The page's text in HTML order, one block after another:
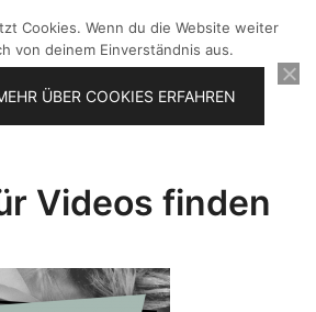
Videos finden
Cookies. Wenn du die Website weiter
von deinem Einverständnis aus.
ÜBER COOKIES ERFAHREN